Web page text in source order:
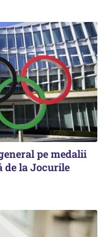
pe medalii
de la Jocurile